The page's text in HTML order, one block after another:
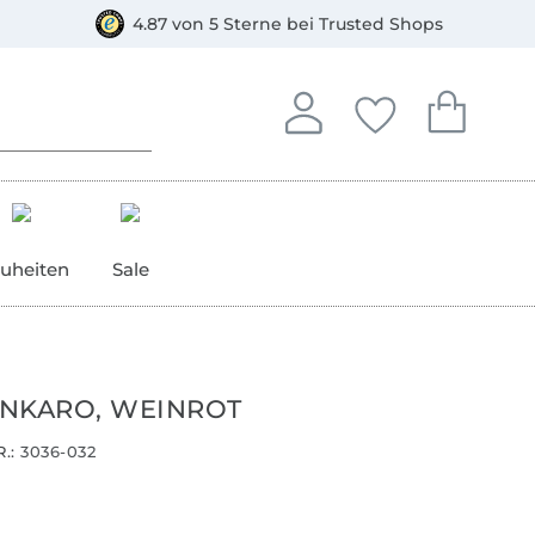
4.87 von 5 Sterne bei Trusted Shops
Anmelden
In deinem Konto
Deine
Du hast keine
Dein
Du hast
Sale
WEINROT
3036-032